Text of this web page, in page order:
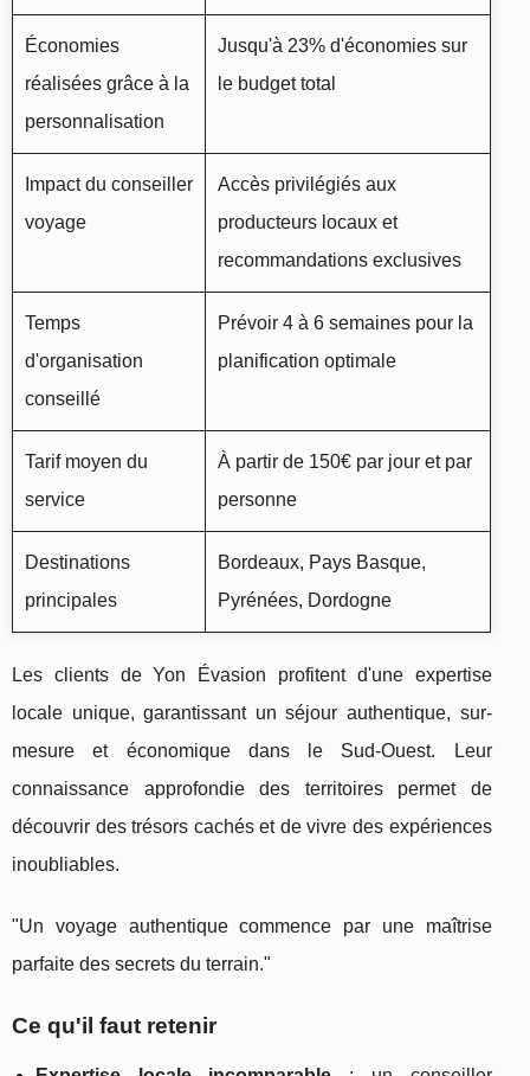
Économies
réalisées grâce à la
personnalisation
Jusqu'à 23% d'économies sur
le budget total
Impact du conseiller
voyage
Accès privilégiés aux
producteurs locaux et
recommandations exclusives
Temps
d'organisation
conseillé
Prévoir 4 à 6 semaines pour la
planification optimale
Tarif moyen du
service
À partir de 150€ par jour et par
personne
Destinations
principales
Bordeaux, Pays Basque,
Pyrénées, Dordogne
Les clients de Yon Évasion profitent d'une expertise
locale unique, garantissant un séjour authentique, sur-
mesure et économique dans le Sud-Ouest. Leur
connaissance approfondie des territoires permet de
découvrir des trésors cachés et de vivre des expériences
inoubliables.
"Un voyage authentique commence par une maîtrise
parfaite des secrets du terrain."
Ce qu'il faut retenir